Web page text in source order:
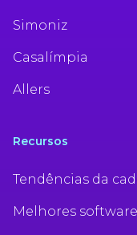
Simoniz
Casalímpia
Allers
Recursos
Tendências da
Melhores